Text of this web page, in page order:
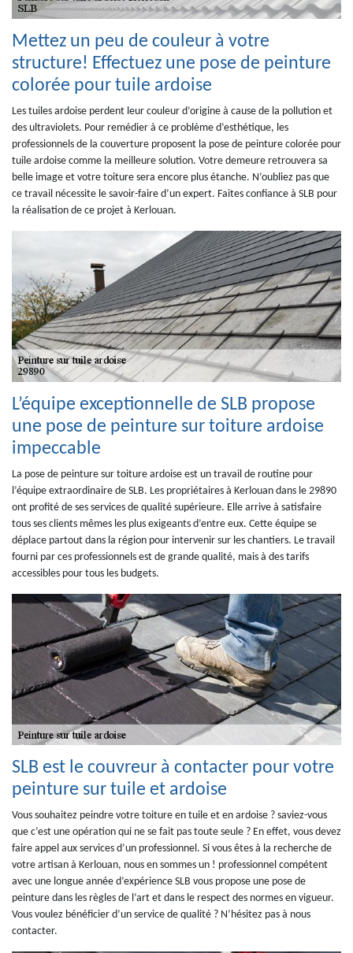
Mettez un peu de couleur à votre
structure! Effectuez une pose de peinture
colorée pour tuile ardoise
Les tuiles ardoise perdent leur couleur d’origine à cause de la pollution et
des ultraviolets. Pour remédier à ce problème d’esthétique, les
professionnels de la couverture proposent la pose de peinture colorée pour
tuile ardoise comme la meilleure solution. Votre demeure retrouvera sa
belle image et votre toiture sera encore plus étanche. N’oubliez pas que
ce travail nécessite le savoir-faire d’un expert. Faites confiance à SLB pour
la réalisation de ce projet à Kerlouan.
L’équipe exceptionnelle de SLB propose
une pose de peinture sur toiture ardoise
impeccable
La pose de peinture sur toiture ardoise est un travail de routine pour
l’équipe extraordinaire de SLB. Les propriétaires à Kerlouan dans le 29890
ont profité de ses services de qualité supérieure. Elle arrive à satisfaire
tous ses clients mêmes les plus exigeants d’entre eux. Cette équipe se
déplace partout dans la région pour intervenir sur les chantiers. Le travail
fourni par ces professionnels est de grande qualité, mais à des tarifs
accessibles pour tous les budgets.
SLB est le couvreur à contacter pour votre
peinture sur tuile et ardoise
Vous souhaitez peindre votre toiture en tuile et en ardoise ? saviez-vous
que c’est une opération qui ne se fait pas toute seule ? En effet, vous devez
faire appel aux services d’un professionnel. Si vous êtes à la recherche de
votre artisan à Kerlouan, nous en sommes un ! professionnel compétent
avec une longue année d’expérience SLB vous propose une pose de
peinture dans les règles de l’art et dans le respect des normes en vigueur.
Vous voulez bénéficier d’un service de qualité ? N’hésitez pas à nous
contacter.